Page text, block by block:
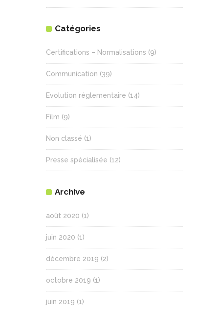
Catégories
Certifications – Normalisations (9)
Communication (39)
Evolution réglementaire (14)
Film (9)
Non classé (1)
Presse spécialisée (12)
Archive
août 2020 (1)
juin 2020 (1)
décembre 2019 (2)
octobre 2019 (1)
juin 2019 (1)